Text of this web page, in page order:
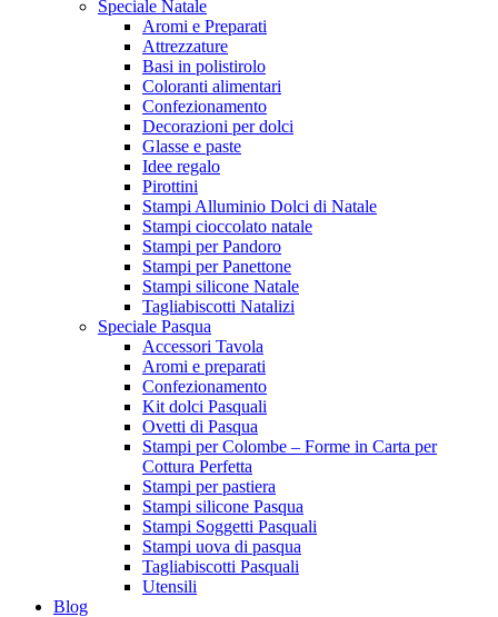
Speciale Natale
Aromi e Preparati
Attrezzature
Basi in polistirolo
Coloranti alimentari
Confezionamento
Decorazioni per dolci
Glasse e paste
Idee regalo
Pirottini
Stampi Alluminio Dolci di Natale
Stampi cioccolato natale
Stampi per Pandoro
Stampi per Panettone
Stampi silicone Natale
Tagliabiscotti Natalizi
Speciale Pasqua
Accessori Tavola
Aromi e preparati
Confezionamento
Kit dolci Pasquali
Ovetti di Pasqua
Stampi per Colombe – Forme in Carta per
Cottura Perfetta
Stampi per pastiera
Stampi silicone Pasqua
Stampi Soggetti Pasquali
Stampi uova di pasqua
Tagliabiscotti Pasquali
Utensili
Blog